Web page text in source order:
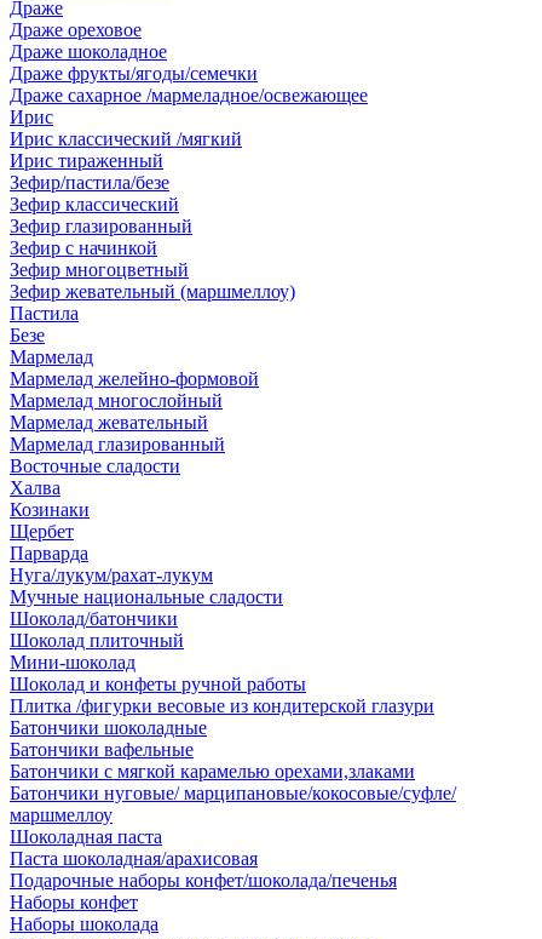
Драже
Драже ореховое
Драже шоколадное
Драже фрукты/ягоды/семечки
Драже сахарное /мармеладное/освежающее
Ирис
Ирис классический /мягкий
Ирис тираженный
Зефир/пастила/безе
Зефир классический
Зефир глазированный
Зефир с начинкой
Зефир многоцветный
Зефир жевательный (маршмеллоу)
Пастила
Безе
Мармелад
Мармелад желейно-формовой
Мармелад многослойный
Мармелад жевательный
Мармелад глазированный
Восточные сладости
Халва
Козинаки
Щербет
Парварда
Нуга/лукум/рахат-лукум
Мучные национальные сладости
Шоколад/батончики
Шоколад плиточный
Мини-шоколад
Шоколад и конфеты ручной работы
Плитка /фигурки весовые из кондитерской глазури
Батончики шоколадные
Батончики вафельные
Батончики с мягкой карамелью орехами,злаками
Батончики нуговые/ марципановые/кокосовые/суфле/
маршмеллоу
Шоколадная паста
Паста шоколадная/арахисовая
Подарочные наборы конфет/шоколада/печенья
Наборы конфет
Наборы шоколада